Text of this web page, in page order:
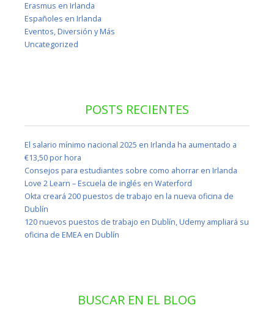
Erasmus en Irlanda
Españoles en Irlanda
Eventos, Diversión y Más
Uncategorized
POSTS RECIENTES
El salario mínimo nacional 2025 en Irlanda ha aumentado a
€13,50 por hora
Consejos para estudiantes sobre como ahorrar en Irlanda
Love 2 Learn – Escuela de inglés en Waterford
Okta creará 200 puestos de trabajo en la nueva oficina de
Dublín
120 nuevos puestos de trabajo en Dublín, Udemy ampliará su
oficina de EMEA en Dublín
BUSCAR EN EL BLOG